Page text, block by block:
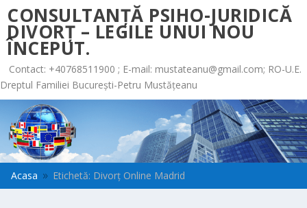
CONSULTANȚĂ PSIHO-JURIDICĂ
DIVORȚ – LEGILE UNUI NOU
ÎNCEPUT.
Contact: +40768511900 ; E-mail: mustateanu@gmail.com; RO-U.E.
Dreptul Familiei București-Petru Mustățeanu
Acasa 9 Etichetă: Divorț Online Madrid